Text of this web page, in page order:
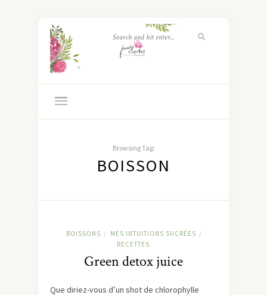
Browsing Tag:
BOISSON
BOISSONS / MES INTUITIONS SUCRÉES /
RECETTES
Green detox juice
Que diriez-vous d’un shot de chlorophylle